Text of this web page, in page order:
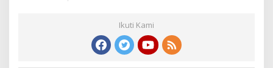
Ikuti Kami